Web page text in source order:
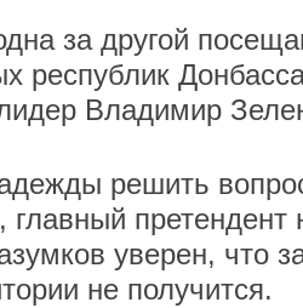
за другой
республик
Владимир
решить
претендент
уверен, что
не получится.